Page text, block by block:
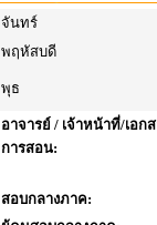
จันทร์
พฤหัสบดี
พุธ
อาจารย์ / เจ้าหน้าที่/เอก
การสอน:
สอบกลางภาค: